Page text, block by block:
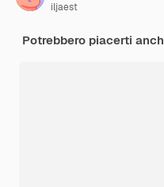
iljaest
Potrebbero piacerti